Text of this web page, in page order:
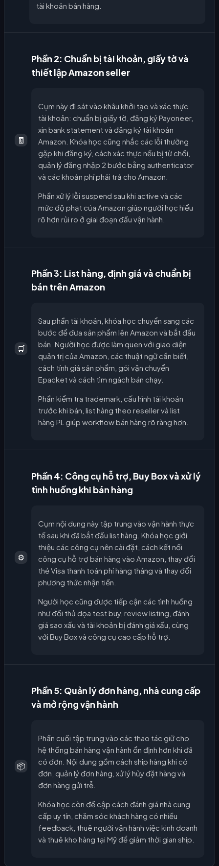
tài khoản bán hàng.
🧾
Phần 2: Chuẩn bị tài khoản, giấy tờ và
thiết lập Amazon seller
Cụm này đi sát vào khâu khởi tạo và xác thực
tài khoản: chuẩn bị giấy tờ, đăng ký Payoneer,
xin bank statement và đăng ký tài khoản
Amazon. Khóa học cũng nhắc các lỗi thường
gặp khi đăng ký, cách xác thực nếu bị từ chối,
quản lý đăng nhập 2 bước bằng authenticator
và các khoản phí phải trả cho Amazon.
Phần xử lý lỗi suspend sau khi active và các
mức độ phạt của Amazon giúp người học hiểu
rõ hơn rủi ro ở giai đoạn đầu vận hành.
🛒
Phần 3: List hàng, định giá và chuẩn bị
bán trên Amazon
Sau phần tài khoản, khóa học chuyển sang các
bước để đưa sản phẩm lên Amazon và bắt đầu
bán. Người học được làm quen với giao diện
quản trị của Amazon, các thuật ngữ cần biết,
cách tính giá sản phẩm, gói vận chuyển
Epacket và cách tìm ngách bán chạy.
Phần kiểm tra trademark, cấu hình tài khoản
trước khi bán, list hàng theo reseller và list
hàng PL giúp workflow bán hàng rõ ràng hơn.
⚙️
Phần 4: Công cụ hỗ trợ, Buy Box và xử lý
tình huống khi bán hàng
Cụm nội dung này tập trung vào vận hành thực
tế sau khi đã bắt đầu list hàng. Khóa học giới
thiệu các công cụ nên cài đặt, cách kết nối
công cụ hỗ trợ bán hàng vào Amazon, thay đổi
thẻ Visa thanh toán phí hàng tháng và thay đổi
phương thức nhận tiền.
Người học cũng được tiếp cận các tình huống
như đối thủ dọa test buy, review listing, đánh
giá sao xấu và tài khoản bị đánh giá xấu, cùng
với Buy Box và công cụ cao cấp hỗ trợ.
📦
Phần 5: Quản lý đơn hàng, nhà cung cấp
và mở rộng vận hành
Phần cuối tập trung vào các thao tác giữ cho
hệ thống bán hàng vận hành ổn định hơn khi đã
có đơn. Nội dung gồm cách ship hàng khi có
đơn, quản lý đơn hàng, xử lý hủy đặt hàng và
đơn hàng gửi trễ.
Khóa học còn đề cập cách đánh giá nhà cung
cấp uy tín, chăm sóc khách hàng có nhiều
feedback, thuê người vận hành việc kinh doanh
và thuê kho hàng tại Mỹ để giảm thời gian ship.